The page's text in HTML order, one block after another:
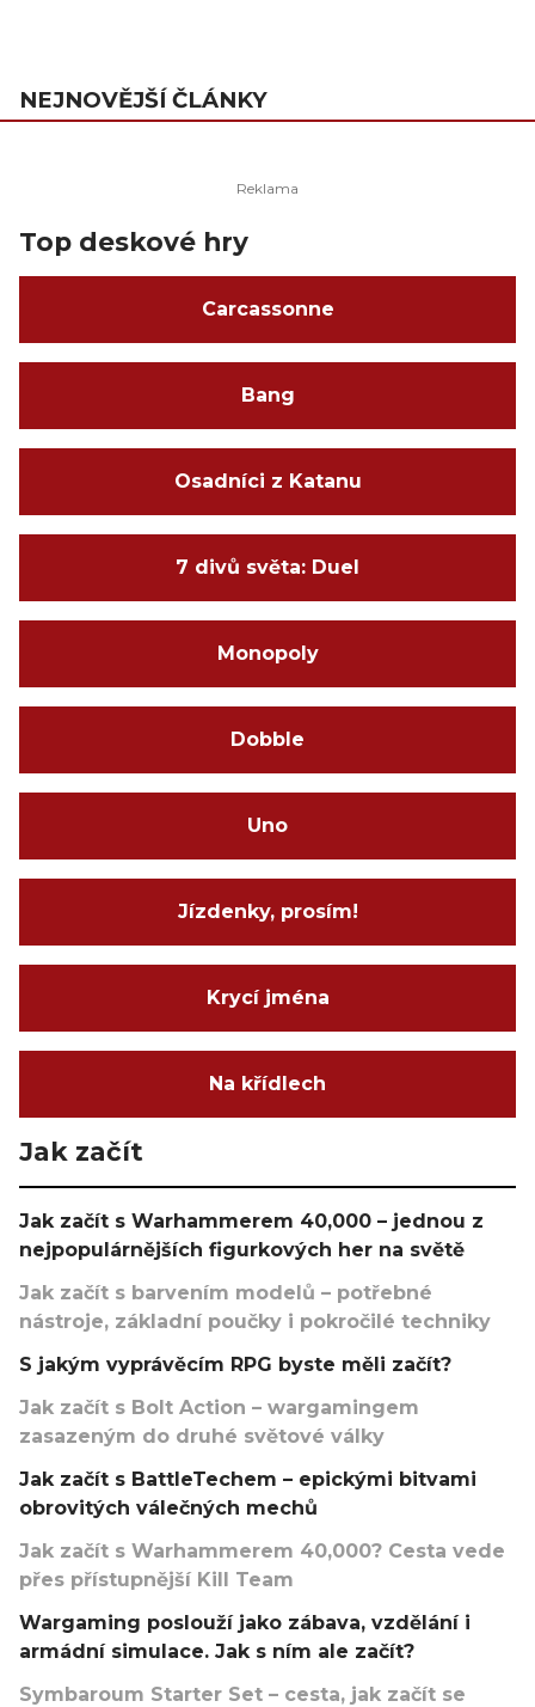
NEJNOVĚJŠÍ ČLÁNKY
Top deskové hry
Carcassonne
Bang
Osadníci z Katanu
7 divů světa: Duel
Monopoly
Dobble
Uno
Jízdenky, prosím!
Krycí jména
Na křídlech
Jak začít
Jak začít s Warhammerem 40,000 – jednou z
nejpopulárnějších figurkových her na světě
Jak začít s barvením modelů – potřebné
nástroje, základní poučky i pokročilé techniky
S jakým vyprávěcím RPG byste měli začít?
Jak začít s Bolt Action – wargamingem
zasazeným do druhé světové války
Jak začít s BattleTechem – epickými bitvami
obrovitých válečných mechů
Jak začít s Warhammerem 40,000? Cesta vede
přes přístupnější Kill Team
Wargaming poslouží jako zábava, vzdělání i
armádní simulace. Jak s ním ale začít?
Symbaroum Starter Set – cesta, jak začít se